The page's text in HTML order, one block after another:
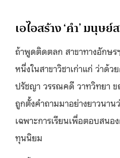
เอไอสร้าง ‘คำ’ มนุษย์
ถ้าพูดติดตลก สาขาทางอักษ
หนึ่งในสาขาวิชาเก่าแก่ ว่าด้
ปรัชญา วรรณคดี วาทวิทยา
ถูกตั้งคำถามมาอย่างยาวนานว่
เฉพาะการเรียนเพื่อตอบสนอ
ทุนนิยม